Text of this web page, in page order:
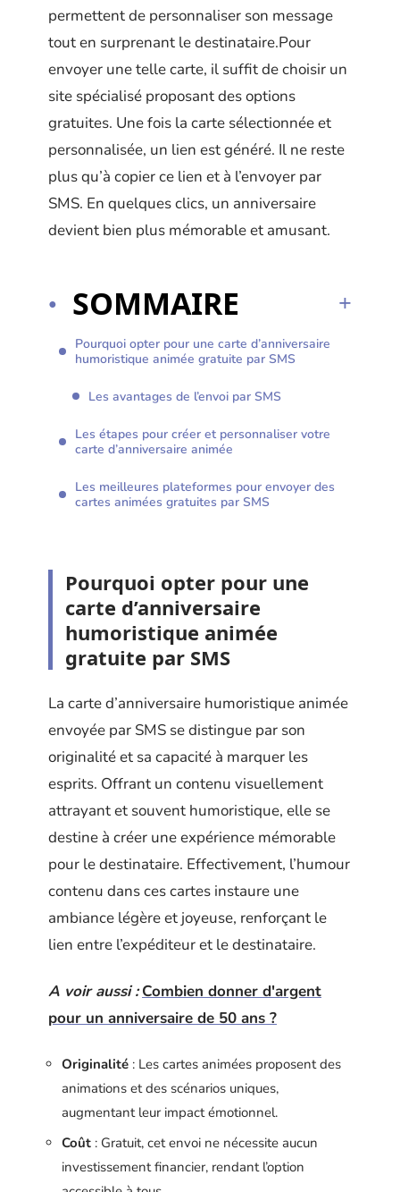
permettent de personnaliser son message
tout en surprenant le destinataire.Pour
envoyer une telle carte, il suffit de choisir un
site spécialisé proposant des options
gratuites. Une fois la carte sélectionnée et
personnalisée, un lien est généré. Il ne reste
plus qu’à copier ce lien et à l’envoyer par
SMS. En quelques clics, un anniversaire
devient bien plus mémorable et amusant.
SOMMAIRE
Pourquoi opter pour une carte d’anniversaire
humoristique animée gratuite par SMS
Les avantages de l’envoi par SMS
Les étapes pour créer et personnaliser votre
carte d’anniversaire animée
Les meilleures plateformes pour envoyer des
cartes animées gratuites par SMS
Pourquoi opter pour une
carte d’anniversaire
humoristique animée
gratuite par SMS
La carte d’anniversaire humoristique animée
envoyée par SMS se distingue par son
originalité et sa capacité à marquer les
esprits. Offrant un contenu visuellement
attrayant et souvent humoristique, elle se
destine à créer une expérience mémorable
pour le destinataire. Effectivement, l’humour
contenu dans ces cartes instaure une
ambiance légère et joyeuse, renforçant le
lien entre l’expéditeur et le destinataire.
A voir aussi : Combien donner d'argent
pour un anniversaire de 50 ans ?
Originalité : Les cartes animées proposent des
animations et des scénarios uniques,
augmentant leur impact émotionnel.
Coût : Gratuit, cet envoi ne nécessite aucun
investissement financier, rendant l’option